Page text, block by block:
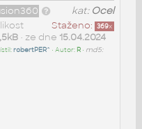
kat: Ocel
Staženo: 369x
• ze dne 15.04.2024
robertPER^ • Autor: R• md5: